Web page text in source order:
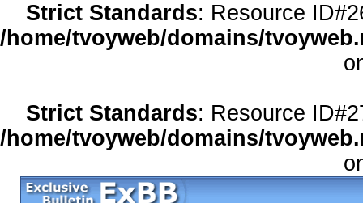
Strict Standards: Resource
/home/tvoyweb/domains/
Strict Standards: Resource
/home/tvoyweb/domains/